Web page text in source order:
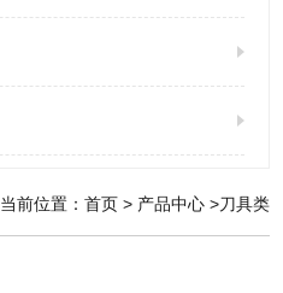
当前位置： 首页> 产品中心>刀具类